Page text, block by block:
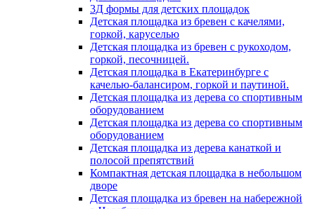
3Д формы для детских площадок
Детская площадка из бревен с качелями,
горкой, каруселью
Детская площадка из бревен с рукоходом,
горкой, песочницей.
Детская площадка в Екатеринбурге с
качелью-балансиром, горкой и паутиной.
Детская площадка из дерева со спортивным
оборудованием
Детская площадка из дерева со спортивным
оборудованием
Детская площадка из дерева канаткой и
полосой препятствий
Компактная детская площадка в небольшом
дворе
Детская площадка из бревен на набережной